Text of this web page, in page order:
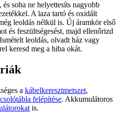
soha ne helyettesíts nagyobb
A laza tartó és oxidált
leoldás nélkül is. Új áramkör első
és feszültségesést, majd ellenőrizd
leoldás, olvadt ház vagy
keresd meg a hiba okát.
a kábelkeresztmetszet,
felépítése. Akkumulátoros
is.